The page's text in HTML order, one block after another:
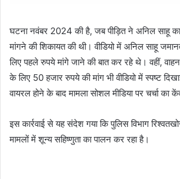
घटना नवंबर 2024 की है, जब पीड़ित ने अनिल साहू का
मांगने की शिकायत की थी। वीडियो में अनिल साहू
लिए पहले रुपये मांगे जाने की बात कर रहे थे। वहीं,
के लिए 50 हजार रुपये की मांग भी वीडियो में स्पष्ट
वायरल होने के बाद मामला सोशल मीडिया पर चर्चा का
इस कार्रवाई से यह संदेश गया कि पुलिस विभाग
मामलों में शून्य सहिष्णुता का पालन कर रहा है।